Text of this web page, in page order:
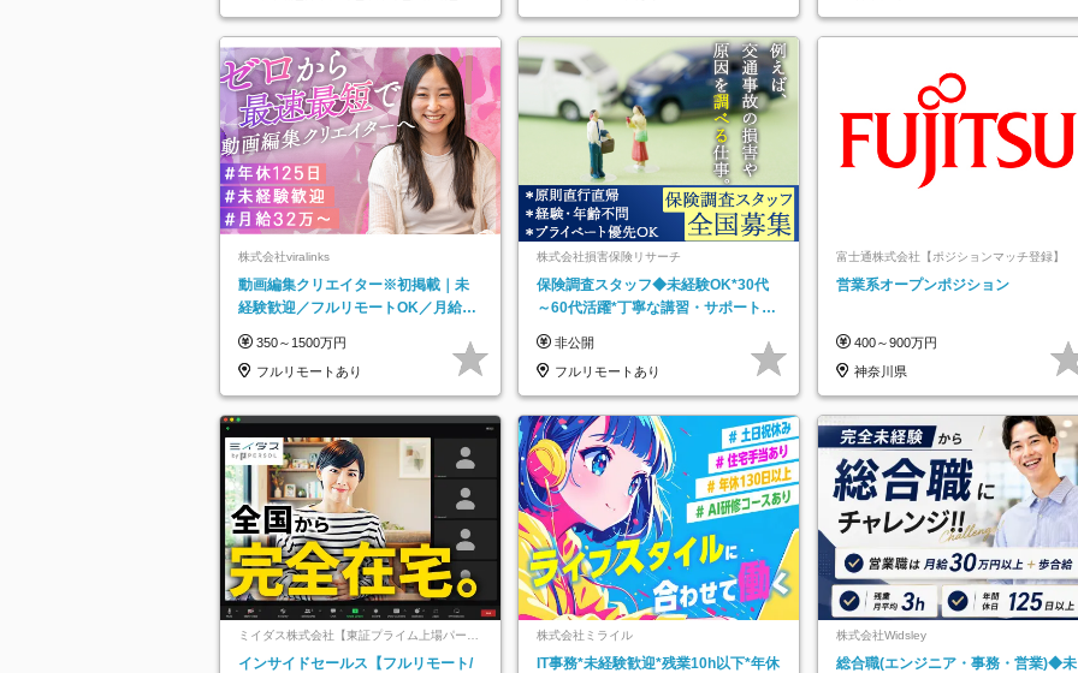
知県…
株式会社viralinks
動画編集クリエイター※初掲載｜未
経験歓迎／フルリモートOK／月給32
350～1500万円
フルリモートあり
株式会社損害保険リサーチ
保険調査スタッフ◆未経験OK*30代
～60代活躍*丁寧な講習・サポートあ
託
非公開
フルリモートあり
富士通株式会社【ポジションマッチ登録】
営業系オープンポジション
400～900万円
神奈川県
ミイダス株式会社【東証プライム上場パーソ
インサイドセールス【フルリモート/
株式会社ミライル
IT事務*未経験歓迎*残業10h以下*年休
株式会社Widsley
総合職(エンジニア・事務・営業)◆未